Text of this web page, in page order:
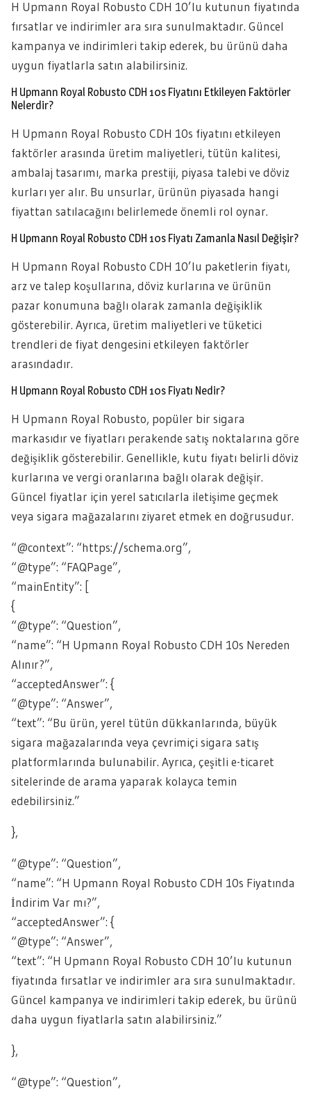
H Upmann Royal Robusto CDH 10’lu kutunun fiyatında
fırsatlar ve indirimler ara sıra sunulmaktadır. Güncel
kampanya ve indirimleri takip ederek, bu ürünü daha
uygun fiyatlarla satın alabilirsiniz.
H Upmann Royal Robusto CDH 10s Fiyatını Etkileyen Faktörler
Nelerdir?
H Upmann Royal Robusto CDH 10s fiyatını etkileyen
faktörler arasında üretim maliyetleri, tütün kalitesi,
ambalaj tasarımı, marka prestiji, piyasa talebi ve döviz
kurları yer alır. Bu unsurlar, ürünün piyasada hangi
fiyattan satılacağını belirlemede önemli rol oynar.
H Upmann Royal Robusto CDH 10s Fiyatı Zamanla Nasıl Değişir?
H Upmann Royal Robusto CDH 10’lu paketlerin fiyatı,
arz ve talep koşullarına, döviz kurlarına ve ürünün
pazar konumuna bağlı olarak zamanla değişiklik
gösterebilir. Ayrıca, üretim maliyetleri ve tüketici
trendleri de fiyat dengesini etkileyen faktörler
arasındadır.
H Upmann Royal Robusto CDH 10s Fiyatı Nedir?
H Upmann Royal Robusto, popüler bir sigara
markasıdır ve fiyatları perakende satış noktalarına göre
değişiklik gösterebilir. Genellikle, kutu fiyatı belirli döviz
kurlarına ve vergi oranlarına bağlı olarak değişir.
Güncel fiyatlar için yerel satıcılarla iletişime geçmek
veya sigara mağazalarını ziyaret etmek en doğrusudur.
“@context”: “https://schema.org”,
“@type”: “FAQPage”,
“mainEntity”: [
{
“@type”: “Question”,
“name”: “H Upmann Royal Robusto CDH 10s Nereden
Alınır?”,
“acceptedAnswer”: {
“@type”: “Answer”,
“text”: “Bu ürün, yerel tütün dükkanlarında, büyük
sigara mağazalarında veya çevrimiçi sigara satış
platformlarında bulunabilir. Ayrıca, çeşitli e-ticaret
sitelerinde de arama yaparak kolayca temin
edebilirsiniz.”
},
“@type”: “Question”,
“name”: “H Upmann Royal Robusto CDH 10s Fiyatında
İndirim Var mı?”,
“acceptedAnswer”: {
“@type”: “Answer”,
“text”: “H Upmann Royal Robusto CDH 10’lu kutunun
fiyatında fırsatlar ve indirimler ara sıra sunulmaktadır.
Güncel kampanya ve indirimleri takip ederek, bu ürünü
daha uygun fiyatlarla satın alabilirsiniz.”
},
“@type”: “Question”,